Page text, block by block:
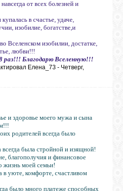
от всех болезней и
в счастье, удаче,
изобилие, богатстве,и
Вселенском изобилии, достатке,
любви!!!
раз!!! Благодарю Вселенную!!!
Елена_73 - Четверг,
и здоровье моего мужа и сына
родителей всегда было
всегда была стройной и изящной!
благополучия и финансовое
жизнь моей семьи!
в уюте, комфорте, счастливом
было много платеже способных